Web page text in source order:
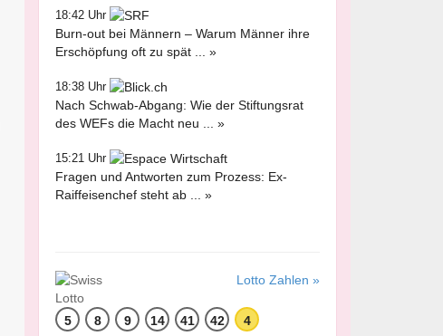
18:42 Uhr
Burn-out bei Männern – Warum Männer ihre
Erschöpfung oft zu spät ... »
18:38 Uhr
Nach Schwab-Abgang: Wie der Stiftungsrat
des WEFs die Macht neu ... »
15:21 Uhr
Fragen und Antworten zum Prozess: Ex-
Raiffeisenchef steht ab ... »
Lotto Zahlen »
5 8 9 14 41 42 4